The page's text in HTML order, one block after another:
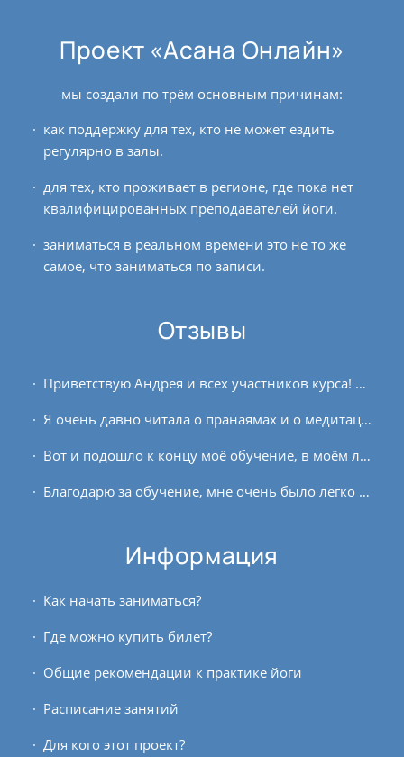
Проект «Асана Онлайн»
мы создали по трём основным причинам:
как поддержку для тех, кто не может ездить
регулярно в залы.
для тех, кто проживает в регионе, где пока нет
квалифицированных преподавателей йоги.
заниматься в реальном времени это не то же
самое, что заниматься по записи.
Отзывы
Приветствую Андрея и всех участников курса! Курс онлайн прохожу впервые, захотелось продолжения майской випассаны в Ауре, тоже первой в моей жизни)). Занимаюсь йогой 3,5 года,...
Я очень давно читала о пранаямах и о медитациях, ранее у меня был опыт в медитациях. После знакомства с сайтом OUM.RU, просмотрев множество лекций и статей, поняла, что всё, что я...
Вот и подошло к концу моё обучение, в моём любимом OUM.RU. На душе и радостно и грустно одновременно, я как будто снова вернулась в юность: лекции, практика, семинары, отчёты,...
Благодарю за обучение, мне очень было легко и удобно заниматься: всё доступным языком, просмотр лекций в твоём темпе, сдача домашних заданий, доступные презентации в пдф....
Информация
Как начать заниматься?
Где можно купить билет?
Общие рекомендации к практике йоги
Расписание занятий
Для кого этот проект?